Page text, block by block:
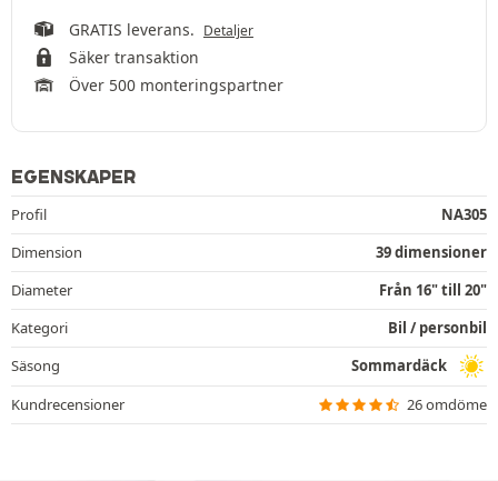
GRATIS leverans. Detaljer
Säker transaktion
Över 500 monteringspartner
EGENSKAPER
Profil
NA305
Dimension
39 dimensioner
Diameter
Från 16" till 20"
Kategori
Bil / personbil
Säsong
Sommardäck
Kundrecensioner
26 omdöme